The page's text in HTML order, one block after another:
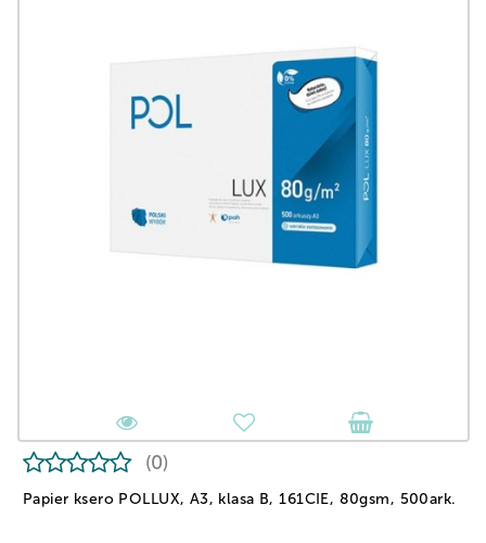
Papier ksero POLLUX, A3, klasa B, 161CIE, 80gsm, 500ark.
(0)